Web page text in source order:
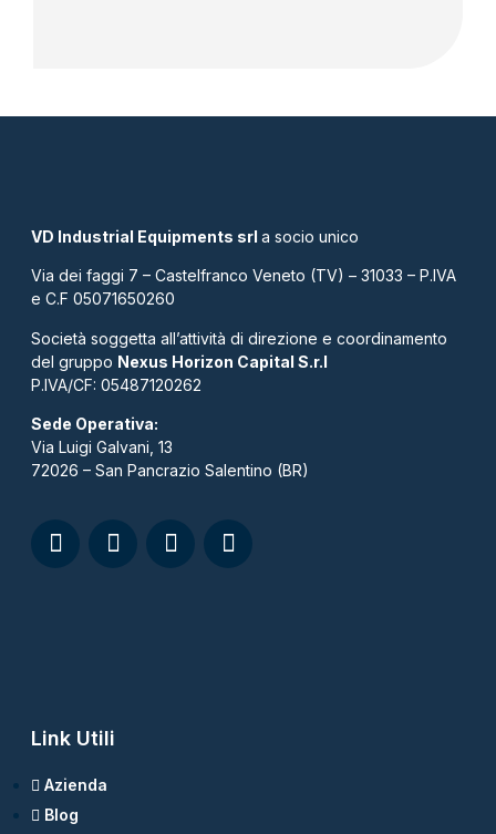
VD Industrial Equipments srl a socio unico
Via dei faggi 7 – Castelfranco Veneto (TV) – 31033 – P.IVA
e C.F 05071650260
Società soggetta all’attività di direzione e coordinamento
del gruppo Nexus Horizon Capital S.r.l
P.IVA/CF: 05487120262​
Sede Operativa:
Via Luigi Galvani, 13
72026 – San Pancrazio Salentino (BR)
Link Utili
Azienda
Blog